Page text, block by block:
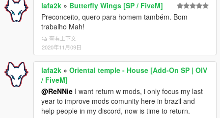
lafa2k » Butterfly Wings [SP / FiveM]
Preconceito, quero para homem também. Bom
trabalho Mah!
查看上下文
2020年11月09日
lafa2k » Oriental temple - House [Add-On SP | OIV
/ FiveM]
@ReNNie I want return w mods, i only focus my last
year to improve mods comunity here in brazil and
help people in my discord, now is time to return.